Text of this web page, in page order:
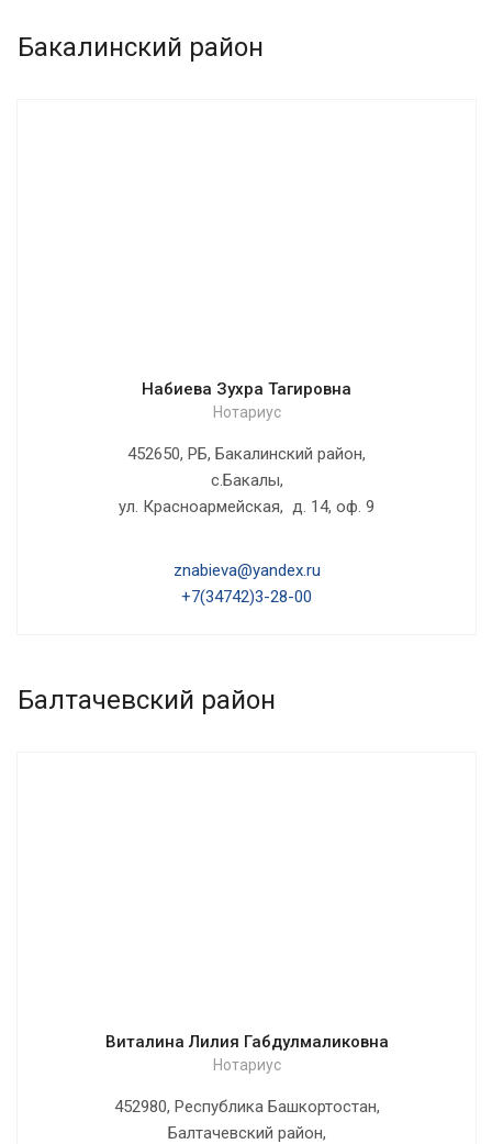
Бакалинский район
Набиева Зухра Тагировна
Нотариус
452650, РБ, Бакалинский район,
с.Бакалы,
ул. Красноармейская, д. 14, оф. 9
znabieva@yandex.ru
+7(34742)3-28-00
Балтачевский район
Виталина Лилия Габдулмаликовна
Нотариус
452980, Республика Башкортостан,
Балтачевский район,